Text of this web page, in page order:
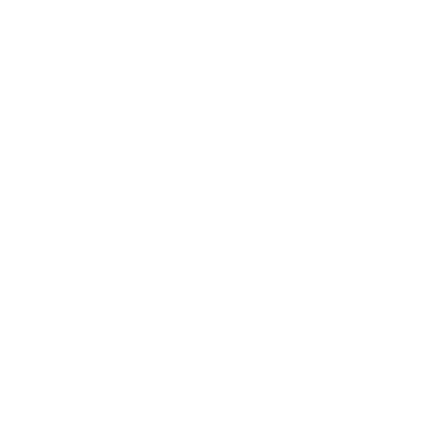
先，重视研究计划的准备，确保内容详实且引人入
；最后，保持一颗平常心，不要因他人的成功而自
的努力而来。 希望以上的分享能够对你们的留学之
仅是最终的结果，而是那段努力奋斗的过程。祝大